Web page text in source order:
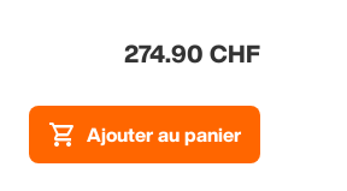
274.90 CHF
Ajouter au panier